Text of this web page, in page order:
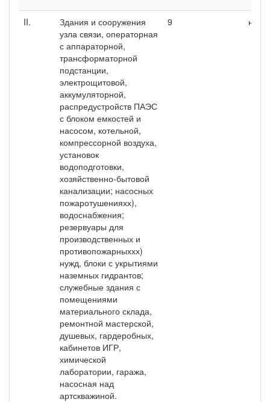
II.
Здания и сооружения
узла связи, операторная
с аппараторной,
трансформаторной
подстанции,
электрощитовой,
аккумуляторной,
распредустройств ПАЭС
с блоком емкостей и
насосом, котельной,
компрессорной воздуха,
установок
водоподготовки,
хозяйственно-бытовой
канализации; насосных
пожаротушенияхх),
водоснабжения;
резервуары для
производственных и
противопожарныххх)
нужд, блоки с укрытиями
наземных гидрантов;
служебные здания с
помещениями
материального склада,
ремонтной мастерской,
душевых, гардеробных,
кабинетов ИГР,
химической
лаборатории, гаража,
насосная над
артскважиной.
9 нн